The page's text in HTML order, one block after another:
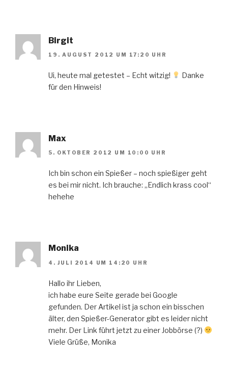
Birgit
19. AUGUST 2012 UM 17:20 UHR
Ui, heute mal getestet – Echt witzig!
Danke
für den Hinweis!
Max
5. OKTOBER 2012 UM 10:00 UHR
Ich bin schon ein Spießer – noch spießiger geht
es bei mir nicht. Ich brauche: „Endlich krass cool“
hehehe
Monika
4. JULI 2014 UM 14:20 UHR
Hallo ihr Lieben,
ich habe eure Seite gerade bei Google
gefunden. Der Artikel ist ja schon ein bisschen
älter, den Spießer-Generator gibt es leider nicht
mehr. Der Link führt jetzt zu einer Jobbörse (?)
Viele Grüße, Monika